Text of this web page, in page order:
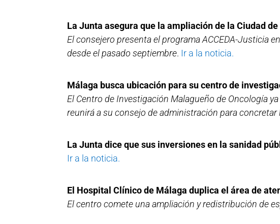
La Junta asegura que la ampliación de la Ciudad
El consejero presenta el programa ACCEDA-Justicia
desde el pasado septiembre. Ir a la noticia.
Málaga busca ubicación para su centro de
El Centro de Investigación Malagueño de Oncología
reunirá a su consejo de administración para
La Junta dice que sus inversiones en la sanidad
Ir a la noticia.
El Hospital Clínico de Málaga duplica el área de
El centro comete una ampliación y redistribución de